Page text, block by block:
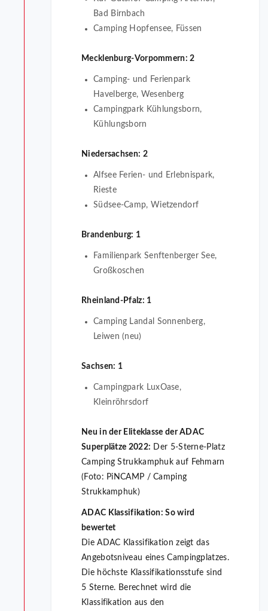
Bad Birnbach
Camping Hopfensee, Füssen
Mecklenburg-Vorpommern: 2
Camping- und Ferienpark
Havelberge, Wesenberg
Campingpark Kühlungsborn,
Kühlungsborn
Niedersachsen: 2
Alfsee Ferien- und Erlebnispark,
Rieste
Südsee-Camp, Wietzendorf
Brandenburg: 1
Familienpark Senftenberger See,
Großkoschen
Rheinland-Pfalz: 1
Camping Landal Sonnenberg,
Leiwen (neu)
Sachsen: 1
Campingpark LuxOase,
Kleinröhrsdorf
Neu in der Eliteklasse der ADAC
Superplätze 2022: Der 5-Sterne-Platz
Camping Strukkamphuk auf Fehmarn
(Foto: PiNCAMP / Camping
Strukkamphuk)
ADAC Klassifikation: So wird
bewertet
Die ADAC Klassifikation zeigt das
Angebotsniveau eines Campingplatzes.
Die höchste Klassifikationsstufe sind
5 Sterne. Berechnet wird die
Klassifikation aus den